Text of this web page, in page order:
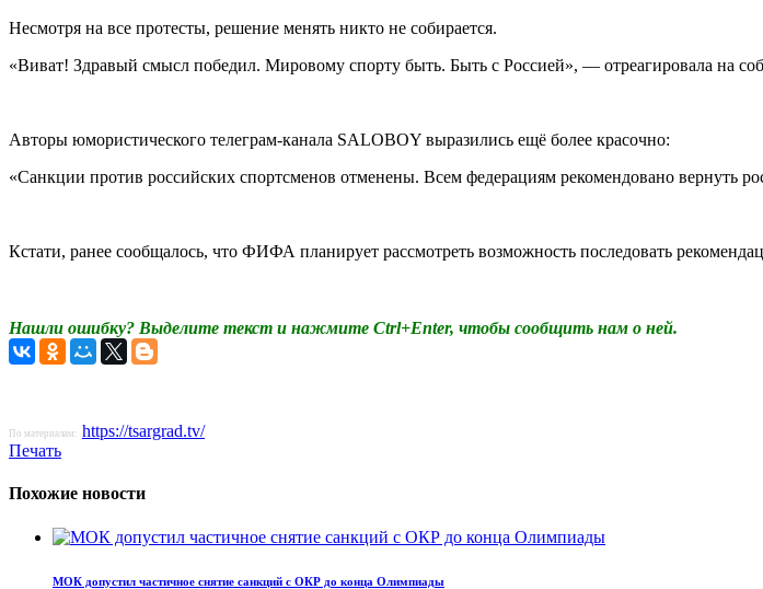
Несмотря на все протесты, решение менять никто не собирается.
«Виват! Здравый смысл победил. Мировому спорту быть. Быть с Россией», — отреагировала на
Авторы юмористического телеграм-канала SALOBOY выразились ещё более красочно:
«Санкции против российских спортсменов отменены. Всем федерациям рекомендовано вернуть
Кстати, ранее сообщалось, что ФИФА планирует рассмотреть возможность последовать
Нашли ошибку? Выделите текст и нажмите Ctrl+Enter, чтобы сообщить нам о ней.
По материалам: https://tsargrad.tv/
Печать
Похожие новости
МОК допустил частичное снятие санкций с ОКР до конца Олимпиады